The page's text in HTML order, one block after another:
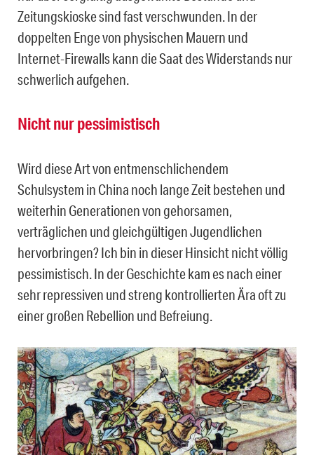
Zeitungskioske sind fast verschwunden. In der
doppelten Enge von physischen Mauern und
Internet-Firewalls kann die Saat des Widerstands nur
schwerlich aufgehen.
Nicht nur pessimistisch
Wird diese Art von entmenschlichendem
Schulsystem in China noch lange Zeit bestehen und
weiterhin Generationen von gehorsamen,
verträglichen und gleichgültigen Jugendlichen
hervorbringen? Ich bin in dieser Hinsicht nicht völlig
pessimistisch. In der Geschichte kam es nach einer
sehr repressiven und streng kontrollierten Ära oft zu
einer großen Rebellion und Befreiung.